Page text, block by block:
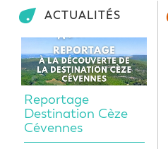
ACTUALITÉS
Reportage
Destination Cèze
Cévennes